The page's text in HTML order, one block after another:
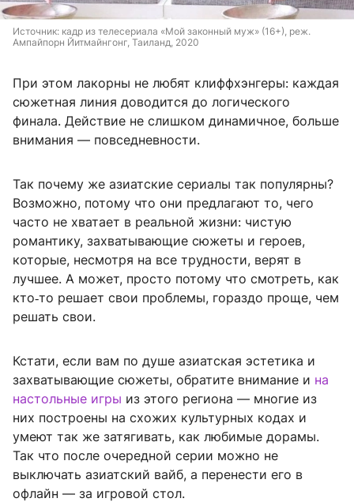
Источник:
Ампайпорн Йитмайнгонг, Таиланд, 2020
При этом лакорны не любят клиффхэнгеры: каждая
сюжетная линия доводится до логического
финала. Действие не слишком динамичное, больше
внимания — повседневности.
Так почему же азиатские сериалы так популярны?
Возможно, потому что они предлагают то, чего
часто не хватает в реальной жизни: чистую
романтику, захватывающие сюжеты и героев,
которые, несмотря на все трудности, верят в
лучшее. А может, просто потому что смотреть, как
кто‑то решает свои проблемы, гораздо проще, чем
решать свои.
Кстати, если вам по душе азиатская эстетика и
захватывающие сюжеты, обратите внимание и на
настольные игры из этого региона — многие из
них построены на схожих культурных кодах и
умеют так же затягивать, как любимые дорамы.
Так что после очередной серии можно не
выключать азиатский вайб, а перенести его в
офлайн — за игровой стол.